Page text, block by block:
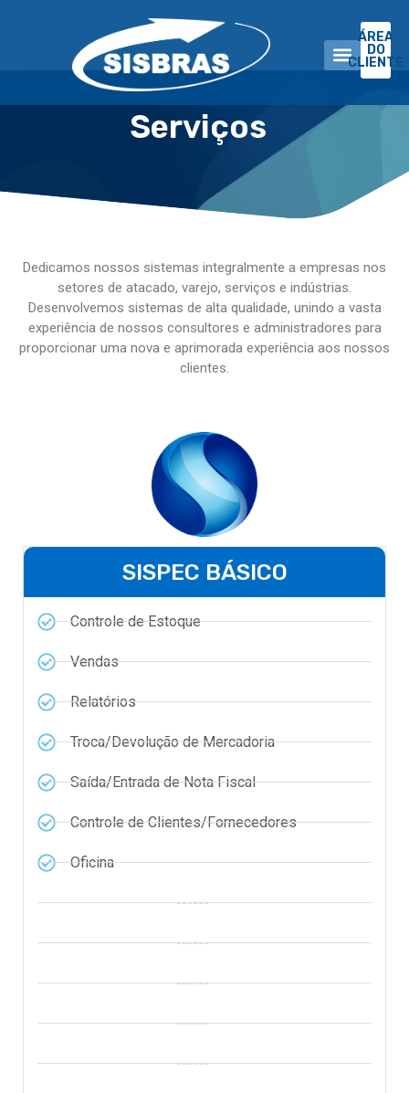
ÁREA
DO
CLIENTE
Serviços
Dedicamos nossos sistemas integralmente a empresas nos
setores de atacado, varejo, serviços e indústrias.
Desenvolvemos sistemas de alta qualidade, unindo a vasta
experiência de nossos consultores e administradores para
proporcionar uma nova e aprimorada experiência aos nossos
clientes.
SISPEC BÁSICO
Controle de Estoque
Vendas
Relatórios
Troca/Devolução de Mercadoria
Saída/Entrada de Nota Fiscal
Controle de Clientes/Fornecedores
Oficina
------
------
------
------
------